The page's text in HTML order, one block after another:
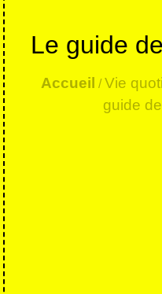
Le guide
Accueil /Vie
guide